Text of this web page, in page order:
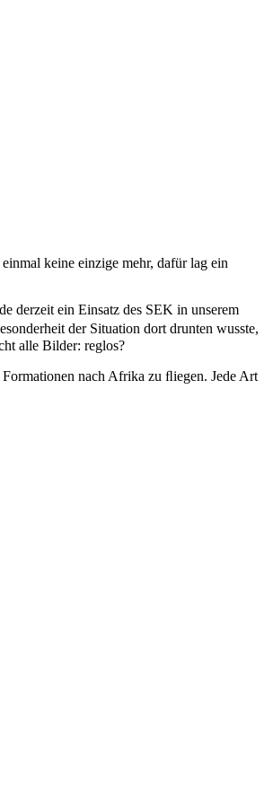
keine einzige mehr, dafür lag ein
derzeit ein Einsatz des SEK in unserem
der Situation dort drunten wusste,
alle Bilder: reglos?
nach Afrika zu ﬂiegen. Jede Art